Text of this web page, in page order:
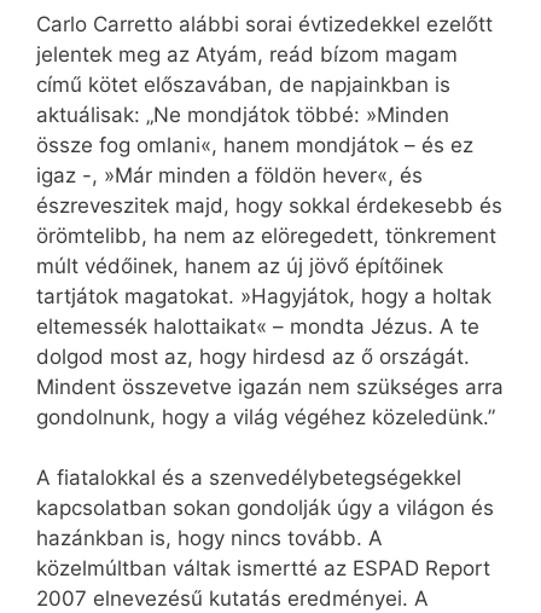
Carlo Carretto alábbi sorai évtizedekkel ezelőtt
jelentek meg az Atyám, reád bízom magam
című kötet előszavában, de napjainkban is
aktuálisak: „Ne mondjátok többé: »Minden
össze fog omlani«, hanem mondjátok – és ez
igaz -, »Már minden a földön hever«, és
észreveszitek majd, hogy sokkal érdekesebb és
örömtelibb, ha nem az elöregedett, tönkrement
múlt védőinek, hanem az új jövő építőinek
tartjátok magatokat. »Hagyjátok, hogy a holtak
eltemessék halottaikat« – mondta Jézus. A te
dolgod most az, hogy hirdesd az ő országát.
Mindent összevetve igazán nem szükséges arra
gondolnunk, hogy a világ végéhez közeledünk.”
A fiatalokkal és a szenvedélybetegségekkel
kapcsolatban sokan gondolják úgy a világon és
hazánkban is, hogy nincs tovább. A
közelmúltban váltak ismertté az ESPAD Report
2007 elnevezésű kutatás eredményei. A